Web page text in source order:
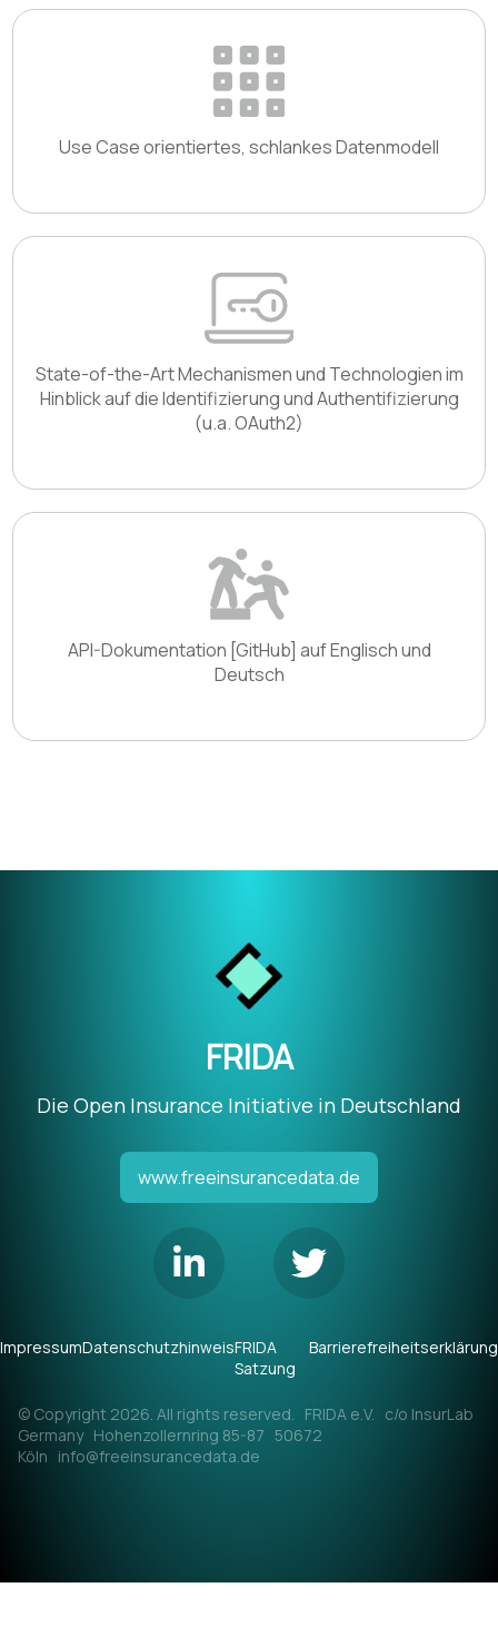
Use Case orientiertes, schlankes Datenmodell
State-of-the-Art Mechanismen und Technologien im
Hinblick auf die Identifizierung und Authentifizierung
(u.a. OAuth2)
API-Dokumentation [GitHub] auf Englisch und
Deutsch
FRIDA
Die Open Insurance Initiative in Deutschland
www.freeinsurancedata.de
ImpressumDatenschutzhinweisFRIDA
Satzung
Barrierefreiheitserklärung
© Copyright 2026. All rights reserved. FRIDA e.V. c/o InsurLab
Germany Hohenzollernring 85-87 50672
Köln info@freeinsurancedata.de